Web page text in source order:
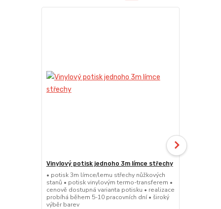
Vinylový potisk jednoho 3m límce střechy
• potisk 3m límce/lemu střechy nůžkových
stanů • potisk vinylovým termo-transferem •
cenově dostupná varianta potisku • realizace
probíhá během 5-10 pracovních dní • široký
výběr barev